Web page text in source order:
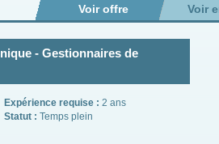
Voir offre Voir
- Gestionnaires de
Expérience requise : 2 ans
Statut : Temps plein